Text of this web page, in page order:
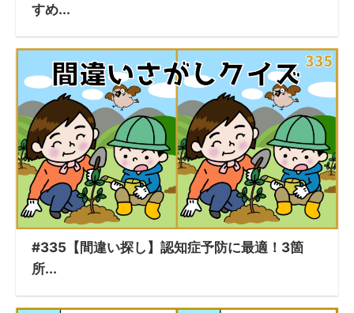
すめ...
#335【間違い探し】認知症予防に最適！3箇
所...